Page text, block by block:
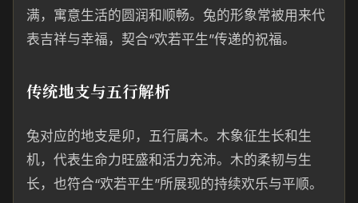
满，寓意生活的圆润和顺畅。兔的形象常被用来代
表吉祥与幸福，契合“欢若平生”传递的祝福。
传统地支与五行解析
兔对应的地支是卯，五行属木。木象征生长和生
机，代表生命力旺盛和活力充沛。木的柔韧与生
长，也符合“欢若平生”所展现的持续欢乐与平顺。